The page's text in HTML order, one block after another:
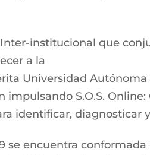
institucional que
a la
Universidad
impulsando S.O.S.
identificar, diagnosticar
se encuentra